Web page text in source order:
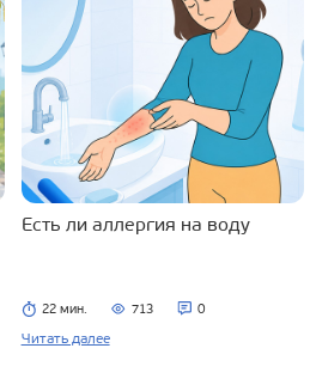
Есть ли аллергия на воду
22 мин. 713 0
Читать далее